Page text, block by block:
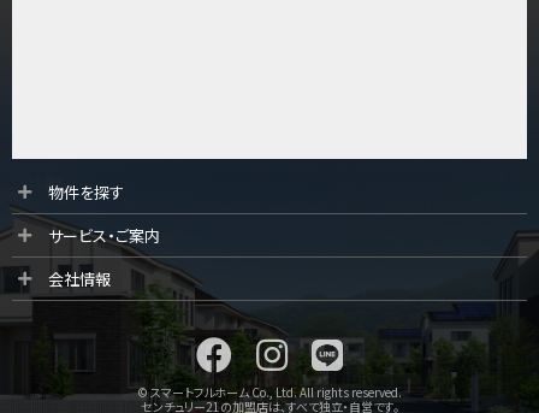
第10位
3,180万円
海老名駅
大規模開発分譲地内の新築戸建！開発道路は幅員４.…
物件を探す
サービス・ご案内
会社情報
© スマートフルホーム Co., Ltd. All rights reserved.
センチュリー21の加盟店は、すべて独立・自営です。